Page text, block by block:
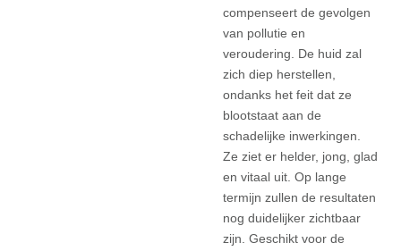
compenseert de gevolgen
van pollutie en
veroudering. De huid zal
zich diep herstellen,
ondanks het feit dat ze
blootstaat aan de
schadelijke inwerkingen.
Ze ziet er helder, jong, glad
en vitaal uit. Op lange
termijn zullen de resultaten
nog duidelijker zichtbaar
zijn. Geschikt voor de